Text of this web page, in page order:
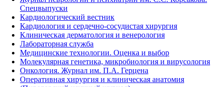
Спецвыпуски
Кардиологический вестник
Кардиология и сердечно-сосудистая хирургия
Клиническая дерматология и венерология
Лабораторная служба
Медицинские технологии. Оценка и выбор
Молекулярная генетика, микробиология и вирусология
Онкология. Журнал им. П.А. Герцена
Оперативная хирургия и клиническая анатомия